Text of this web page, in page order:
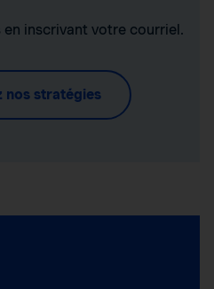
inscrivant votre courriel.
nos stratégies